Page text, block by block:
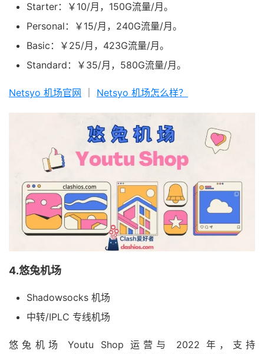
Starter：￥10/月，150G流量/月。
Personal：￥15/月，240G流量/月。
Basic：￥25/月，423G流量/月。
Standard：￥35/月，580G流量/月。
Netsyo 机场官网 Netsyo 机场怎么样？
4.悠兔机场
Shadowsocks 机场
中转/IPLC 专线机场
悠兔机场 Youtu Shop 运营与 2022 年，支持